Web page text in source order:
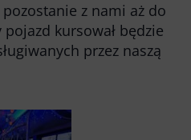
Klienta
osobowych
z nami aż do
kursował będzie
przez naszą